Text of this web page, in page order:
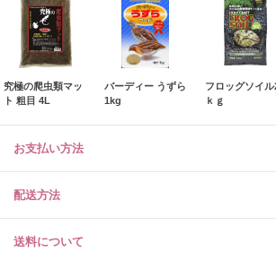
究極の爬虫類マッ
ト 粗目 4L
バーディー うずら
1kg
フロッグソイル
ｋｇ
お支払い方法
配送方法
送料について